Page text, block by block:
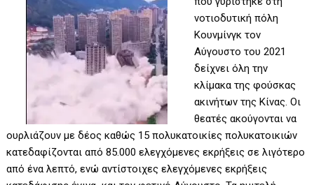
νοτιοδυτική πόλη
Κουνμίνγκ τον
Αύγουστο του 2021
δείχνει όλη την
κλίμακα της φούσκας
ακινήτων της Κίνας. Οι
θεατές ακούγονται να
ουρλιάζουν με δέος καθώς 15 πολυκατοικίες πολυκατοικιών
κατεδαφίζονται από 85.000 ελεγχόμενες εκρήξεις σε λιγότερο
από ένα λεπτό, ενώ αντίστοιχες ελεγχόμενες εκρήξεις